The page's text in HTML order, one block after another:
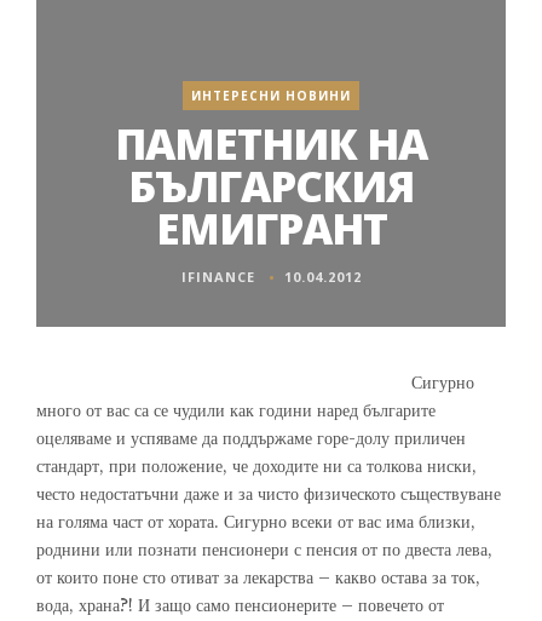
ИНТЕРЕСНИ НОВИНИ
ПАМЕТНИК НА
БЪЛГАРСКИЯ
ЕМИГРАНТ
IFINANCE 10.04.2012
Сигурно
много от вас са се чудили как години наред българите
оцеляваме и успяваме да поддържаме горе-долу приличен
стандарт, при положение, че доходите ни са толкова ниски,
често недостатъчни даже и за чисто физическото съществуване
на голяма част от хората. Сигурно всеки от вас има близки,
роднини или познати пенсионери с пенсия от по двеста лева,
от които поне сто отиват за лекарства – какво остава за ток,
вода, храна?! И защо само пенсионерите – повечето от